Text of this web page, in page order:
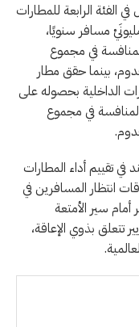
الفئة الرابعة للمطارات
مسافر سنويًا،
المنافسة في مجموع
بينما حقق مطار
الداخلية بحصوله على
المنافسة في مجموع
في تقييم أداء المطارات
أوقات انتظار المسافرين في
سير الأمتعة
تتعلق بذوي الإعاقة،